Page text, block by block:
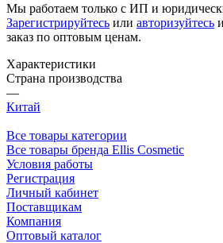
Мы работаем только с ИП и
Зарегистрируйтесь или авторизуйтесь
заказ по оптовым ценам.
Характеристики
Страна производства
—
Китай
Все товары категории
Все товары бренда Ellis Cosmetic
Условия работы
Регистрация
Личный кабинет
Поставщикам
Компания
Оптовый каталог